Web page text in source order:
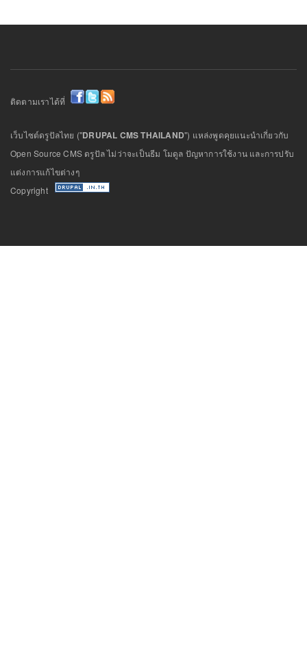
ติดตามเราได้ที่
เว็บไซต์ดรูปัลไทย ("DRUPAL CMS THAILAND") แหล่งพูดคุยแนะนำเกี่ยวกับ
Open Source CMS ดรูปัล ไม่ว่าจะเป็นธีม โมดูล ปัญหาการใช้งาน และการปรับ
แต่งการแก้ไขต่างๆ
Copyright